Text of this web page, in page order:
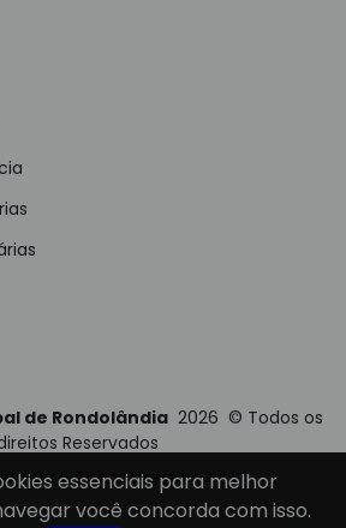
de Rondolândia 2026 © Todos os
Reservados
porE-Ticons| Versão: 2.4.1
essenciais para melhor
você concorda com isso.